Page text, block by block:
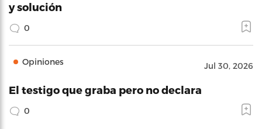
y solución
0
Opiniones Jul 30, 2026
El testigo que graba pero no declara
0